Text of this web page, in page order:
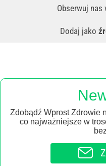
Obserwuj nas
Dodaj jako
Zdobądź Wprost Zdrowie
co najważniejsze w